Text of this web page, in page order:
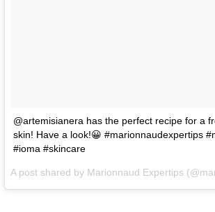
@artemisianera has the perfect recipe for a
skin! Have a look!😀 #marionnaudexpertips
#ioma #skincare
A post shared by Marionnaud Expertips